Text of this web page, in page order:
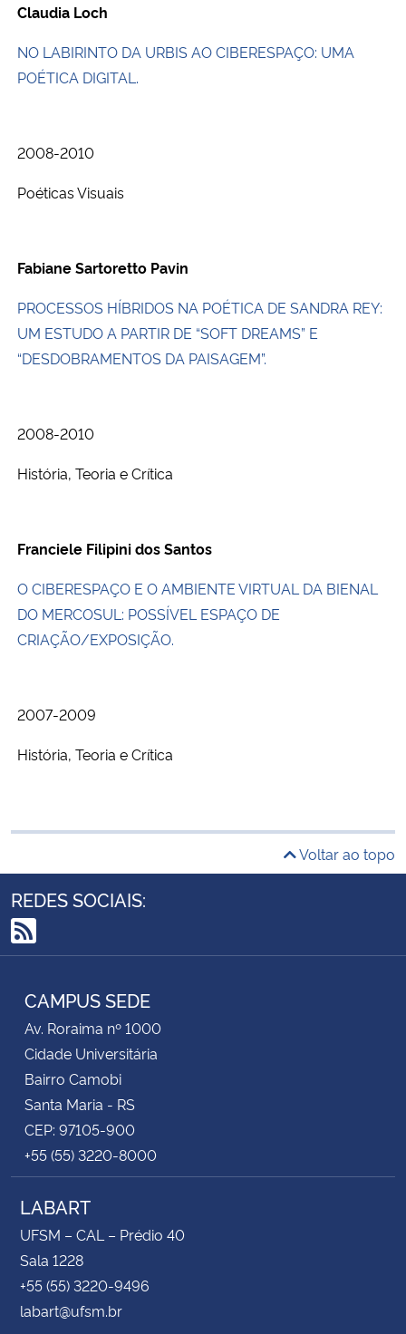
Claudia Loch
NO LABIRINTO DA URBIS AO CIBERESPAÇO: UMA
POÉTICA DIGITAL.
2008-2010
Poéticas Visuais
Fabiane Sartoretto Pavin
PROCESSOS HÍBRIDOS NA POÉTICA DE SANDRA REY:
UM ESTUDO A PARTIR DE “SOFT DREAMS” E
“DESDOBRAMENTOS DA PAISAGEM”.
2008-2010
História, Teoria e Crítica
Franciele Filipini dos Santos
O CIBERESPAÇO E O AMBIENTE VIRTUAL DA BIENAL
DO MERCOSUL: POSSÍVEL ESPAÇO DE
CRIAÇÃO/EXPOSIÇÃO.
2007-2009
História, Teoria e Crítica
Voltar ao topo
REDES SOCIAIS:
RSS
CAMPUS SEDE
Av. Roraima nº 1000
Cidade Universitária
Bairro Camobi
Santa Maria - RS
CEP: 97105-900
+55 (55) 3220-8000
LABART
UFSM – CAL – Prédio 40
Sala 1228
+55 (55) 3220-9496
labart@ufsm.br